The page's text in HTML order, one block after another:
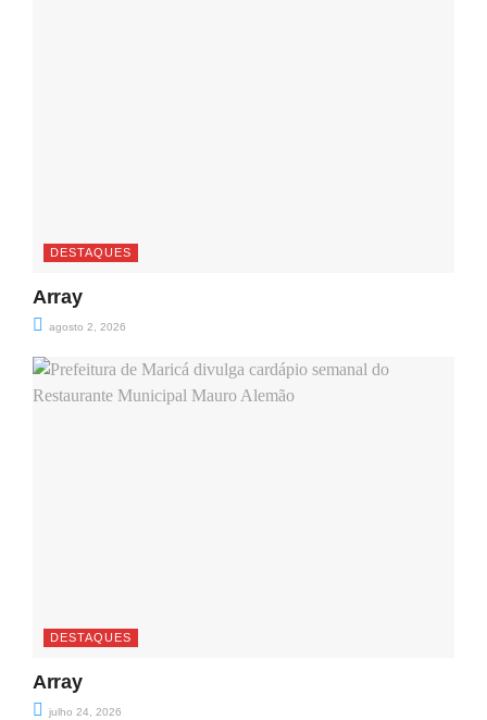
DESTAQUES
Array
agosto 2, 2026
DESTAQUES
Array
julho 24, 2026